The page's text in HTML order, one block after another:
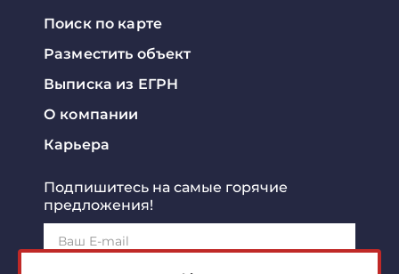
Поиск по карте
Разместить объект
Выписка из ЕГРН
О компании
Карьера
Подпишитесь на самые горячие
предложения!